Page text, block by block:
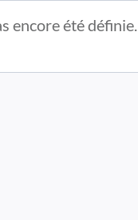
encore été définie.